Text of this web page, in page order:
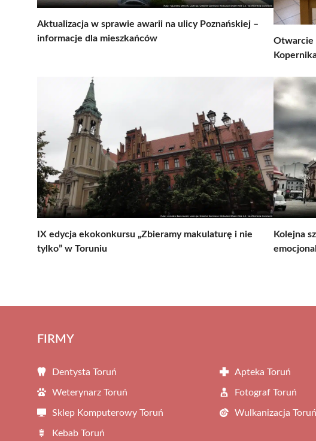
Aktualizacja w sprawie awarii na ulicy Poznańskiej –
informacje dla mieszkańców
Otwarcie
IX edycja ekokonkursu „Zbieramy makulaturę i nie
tylko” w Toruniu
Kolejna
FIRMY
Dentysta Toruń Apteka Toruń
Weterynarz Toruń Fotograf Toruń
Sklep Komputerowy Toruń Wulkanizacja Toruń
Kebab Toruń